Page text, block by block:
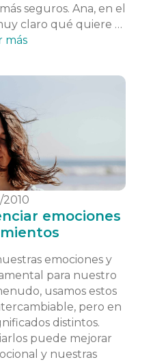
seguros. Ana, en el
claro qué quiere …
más
2010
emociones
emociones y
para nuestro
usamos estos
pero en
distintos.
puede mejorar
y nuestras